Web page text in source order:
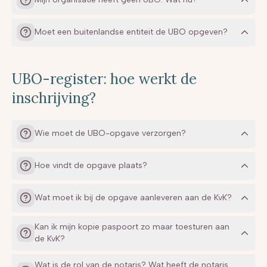
uitvoering van die overeenkomst anders dan door
feitelijke zeggenschap.
Open normen
zonder onderneming, en publiekrechtelijke
rechtspersonen (hofjes, gilden, fundaties,
afschermingsmogelijkheid gebruik gemaakt kan
worden.
Moet een buitenlandse entiteit de UBO opgeven?
UBO-register: hoe werkt de
inschrijving?
Wie moet de UBO-opgave verzorgen?
Hoe vindt de opgave plaats?
Wat moet ik bij de opgave aanleveren aan de KvK?
Kopie paspoort UBO.
Dat soort documenten kunnen zijn: uittreksel uit het
Kan ik mijn kopie paspoort zo maar toesturen aan
de KvK?
Wat is de rol van de notaris? Wat heeft de notaris